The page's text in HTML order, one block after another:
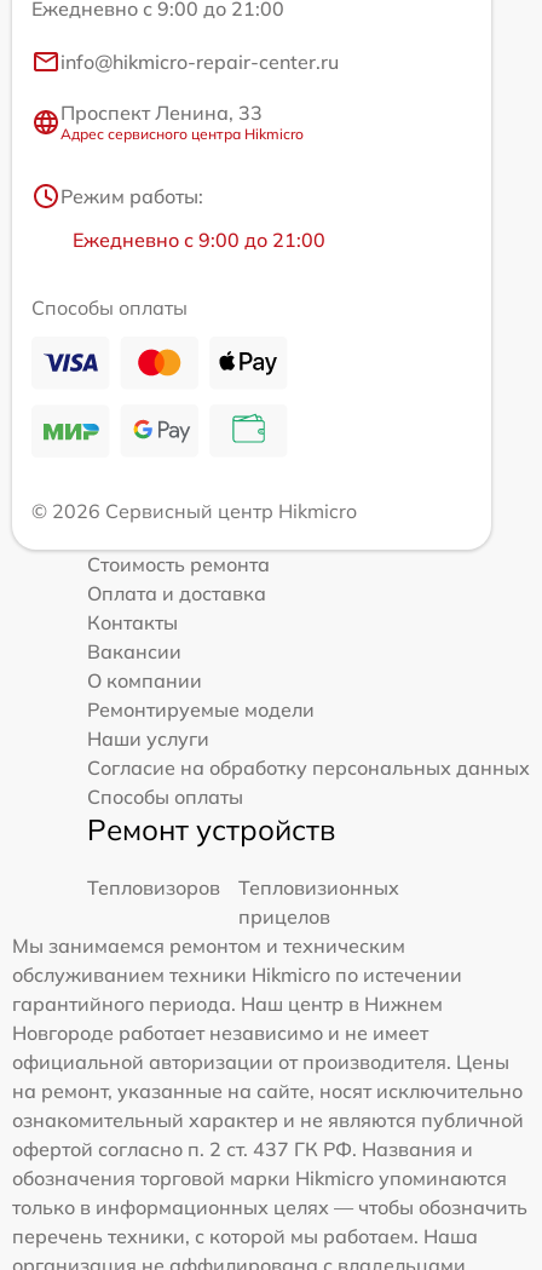
Ежедневно с 9:00 до 21:00
info@hikmicro-repair-center.ru
Проспект Ленина, 33
Адрес сервисного центра Hikmicro
Режим работы:
Ежедневно с 9:00 до 21:00
Способы оплаты
© 2026 Сервисный центр Hikmicro
Стоимость ремонта
Оплата и доставка
Контакты
Вакансии
О компании
Ремонтируемые модели
Наши услуги
Согласие на обработку персональных данных
Способы оплаты
Ремонт устройств
Тепловизоров
Тепловизионных
прицелов
Мы занимаемся ремонтом и техническим
обслуживанием техники Hikmicro по истечении
гарантийного периода. Наш центр в Нижнем
Новгороде работает независимо и не имеет
официальной авторизации от производителя. Цены
на ремонт, указанные на сайте, носят исключительно
ознакомительный характер и не являются публичной
офертой согласно п. 2 ст. 437 ГК РФ. Названия и
обозначения торговой марки Hikmicro упоминаются
только в информационных целях — чтобы обозначить
перечень техники, с которой мы работаем. Наша